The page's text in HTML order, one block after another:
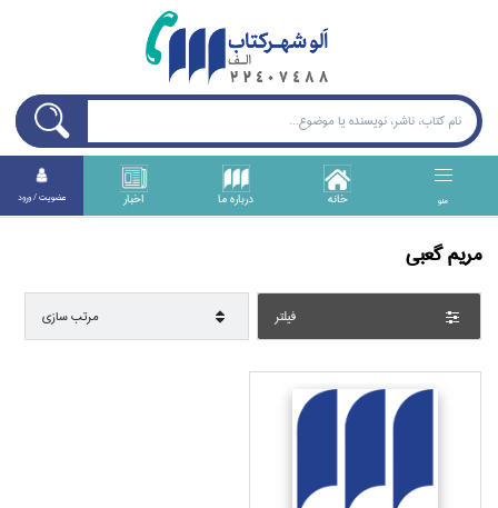
منو خانه درباره ما اخبار عضويت / ورود
مريم گعبي
فيلتر مرتب سازي